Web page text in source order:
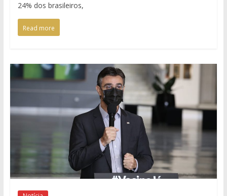
24% dos brasileiros,
Read more